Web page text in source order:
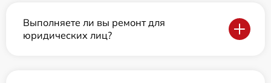
Выполняете ли вы ремонт для
юридических лиц?